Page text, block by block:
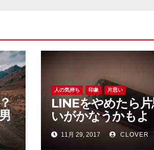
人の気持ち 印象 片思い
LINEをやめたら片
いがかなうかもよ
11月 29, 2017 CLOVER